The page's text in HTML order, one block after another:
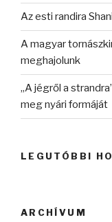
Az esti randira
A magyar
meghajolunk
„A jégről a
meg nyári formáját
LEGUTÓBBI
ARCHÍVUM